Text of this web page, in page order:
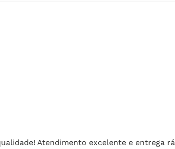
Atendimento excelente e entrega